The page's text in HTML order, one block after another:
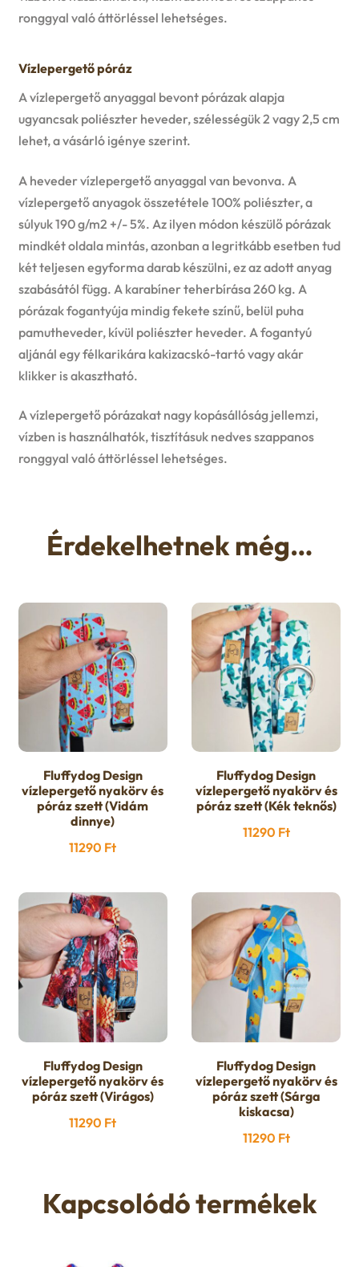
ronggyal való áttörléssel lehetséges.
Vízlepergető póráz
A vízlepergető anyaggal bevont pórázak alapja
ugyancsak poliészter heveder, szélességük 2 vagy 2,5 cm
lehet, a vásárló igénye szerint.
A heveder vízlepergető anyaggal van bevonva. A
vízlepergető anyagok összetétele 100% poliészter, a
súlyuk 190 g/m2 +/- 5%. Az ilyen módon készülő pórázak
mindkét oldala mintás, azonban a legritkább esetben tud
két teljesen egyforma darab készülni, ez az adott anyag
szabásától függ. A karabíner teherbírása 260 kg. A
pórázak fogantyúja mindig fekete színű, belül puha
pamutheveder, kívül poliészter heveder. A fogantyú
aljánál egy félkarikára kakizacskó-tartó vagy akár
klikker is akasztható.
A vízlepergető pórázakat nagy kopásállóság jellemzi,
vízben is használhatók, tisztításuk nedves szappanos
ronggyal való áttörléssel lehetséges.
Érdekelhetnek még…
Fluffydog Design
vízlepergető nyakörv és
póráz szett (Vidám
dinnye)
11290 Ft
Fluffydog Design
vízlepergető nyakörv és
póráz szett (Kék teknős)
11290 Ft
Fluffydog Design
vízlepergető nyakörv és
póráz szett (Virágos)
11290 Ft
Fluffydog Design
vízlepergető nyakörv és
póráz szett (Sárga
kiskacsa)
11290 Ft
Kapcsolódó termékek